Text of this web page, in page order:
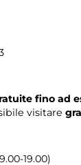
fino ad
visitare
19.00)